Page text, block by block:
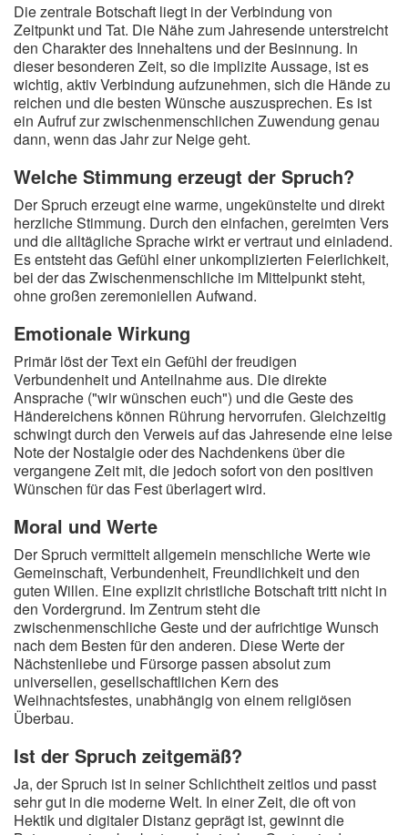
Die zentrale Botschaft liegt in der Verbindung von
Zeitpunkt und Tat. Die Nähe zum Jahresende unterstreicht
den Charakter des Innehaltens und der Besinnung. In
dieser besonderen Zeit, so die implizite Aussage, ist es
wichtig, aktiv Verbindung aufzunehmen, sich die Hände zu
reichen und die besten Wünsche auszusprechen. Es ist
ein Aufruf zur zwischenmenschlichen Zuwendung genau
dann, wenn das Jahr zur Neige geht.
Welche Stimmung erzeugt der Spruch?
Der Spruch erzeugt eine warme, ungekünstelte und direkt
herzliche Stimmung. Durch den einfachen, gereimten Vers
und die alltägliche Sprache wirkt er vertraut und einladend.
Es entsteht das Gefühl einer unkomplizierten Feierlichkeit,
bei der das Zwischenmenschliche im Mittelpunkt steht,
ohne großen zeremoniellen Aufwand.
Emotionale Wirkung
Primär löst der Text ein Gefühl der freudigen
Verbundenheit und Anteilnahme aus. Die direkte
Ansprache ("wir wünschen euch") und die Geste des
Händereichens können Rührung hervorrufen. Gleichzeitig
schwingt durch den Verweis auf das Jahresende eine leise
Note der Nostalgie oder des Nachdenkens über die
vergangene Zeit mit, die jedoch sofort von den positiven
Wünschen für das Fest überlagert wird.
Moral und Werte
Der Spruch vermittelt allgemein menschliche Werte wie
Gemeinschaft, Verbundenheit, Freundlichkeit und den
guten Willen. Eine explizit christliche Botschaft tritt nicht in
den Vordergrund. Im Zentrum steht die
zwischenmenschliche Geste und der aufrichtige Wunsch
nach dem Besten für den anderen. Diese Werte der
Nächstenliebe und Fürsorge passen absolut zum
universellen, gesellschaftlichen Kern des
Weihnachtsfestes, unabhängig von einem religiösen
Überbau.
Ist der Spruch zeitgemäß?
Ja, der Spruch ist in seiner Schlichtheit zeitlos und passt
sehr gut in die moderne Welt. In einer Zeit, die oft von
Hektik und digitaler Distanz geprägt ist, gewinnt die